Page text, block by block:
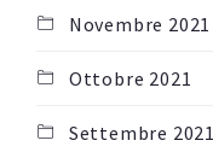
Novembre 2021
Ottobre 2021
Settembre 2021